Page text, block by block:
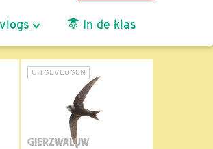
In de klas
UITGEVLOGEN
GIERZWALUW